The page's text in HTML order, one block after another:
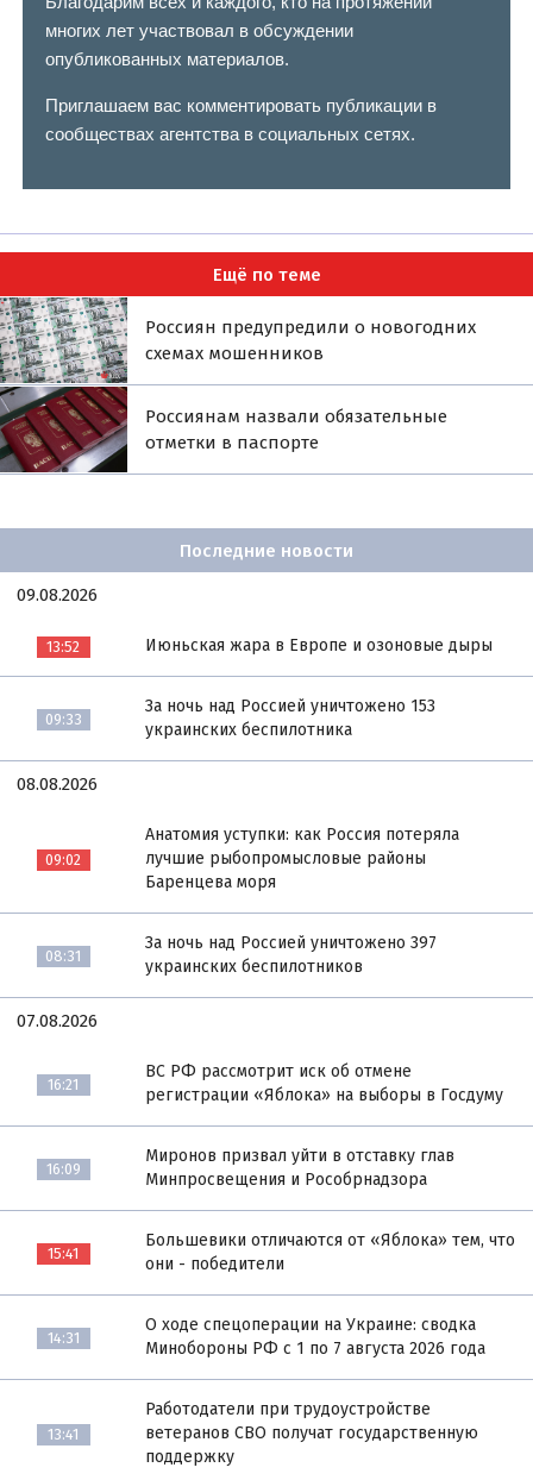
многих лет участвовал в обсуждении
опубликованных материалов.
Приглашаем вас комментировать публикации в
сообществах агентства в социальных сетях.
Ещё по теме
Россиян предупредили о новогодних
схемах мошенников
Россиянам назвали обязательные
отметки в паспорте
Последние новости
09.08.2026
13:52 Июньская жара в Европе и озоновые дыры
09:33
За ночь над Россией уничтожено 153
украинских беспилотника
08.08.2026
09:02
Анатомия уступки: как Россия потеряла
лучшие рыбопромысловые районы
Баренцева моря
08:31
За ночь над Россией уничтожено 397
украинских беспилотников
07.08.2026
16:21
ВС РФ рассмотрит иск об отмене
регистрации «Яблока» на выборы в Госдуму
16:09
Миронов призвал уйти в отставку глав
Минпросвещения и Рособрнадзора
15:41
Большевики отличаются от «Яблока» тем, что
они - победители
14:31
О ходе спецоперации на Украине: сводка
Минобороны РФ с 1 по 7 августа 2026 года
13:41
Работодатели при трудоустройстве
ветеранов СВО получат государственную
поддержку